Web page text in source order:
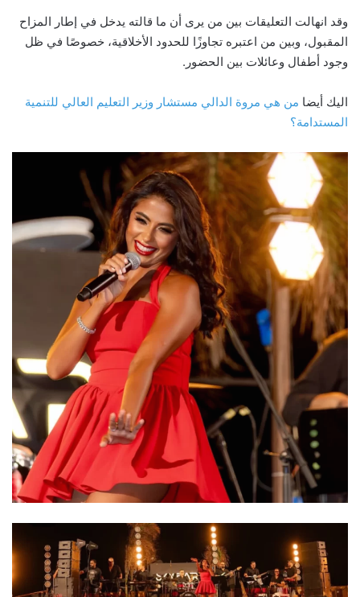
وقد انهالت التعليقات بين من يرى أن ما قالته يدخل في إطار المزاح
المقبول، وبين من اعتبره تجاوزًا للحدود الأخلاقية، خصوصًا في ظل
وجود أطفال وعائلات بين الحضور.
اليك أيضا من هي مروة الدالي مستشار وزير التعليم العالي للتنمية
المستدامة؟